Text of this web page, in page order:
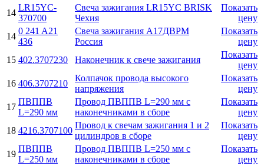
14
LR15YC-
370700
Свеча зажигания LR15YC BRISK
Чехия
Показать
цену
14
0 241 A21
436
Свеча зажигания А17ДВРМ
Россия
Показать
цену
15 402.3707230 Наконечник к свече зажигания
Показать
цену
16 406.3707210
Колпачок провода высокого
напряжения
Показать
цену
17
ПВППВ
L=290 мм
Провод ПВППВ L=290 мм с
наконечниками в сборе
Показать
цену
18 4216.3707100
Провод к свечам зажигания 1 и 2
цилиндров в сборе
Показать
цену
19
ПВППВ
L=250 мм
Провод ПВППВ L=250 мм с
наконечниками в сборе
Показать
цену